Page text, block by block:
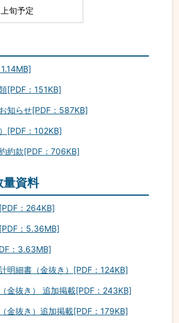
旬予定
[PDF：151KB]
知らせ[PDF：587KB]
[PDF：102KB]
約款[PDF：706KB]
量資料
：264KB]
：5.36MB]
：3.63MB]
明細書（金抜き）[PDF：124KB]
金抜き） 追加掲載[PDF：243KB]
金抜き）追加掲載[PDF：179KB]